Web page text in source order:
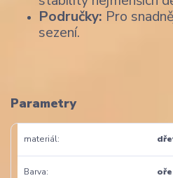
Područky: Pro
sezení.
Parametry
materiál
Barva